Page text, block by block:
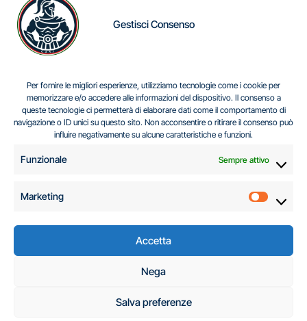
Gestisci Consenso
Per fornire le migliori esperienze, utilizziamo tecnologie come i cookie per
memorizzare e/o accedere alle informazioni del dispositivo. Il consenso a
queste tecnologie ci permetterà di elaborare dati come il comportamento di
navigazione o ID unici su questo sito. Non acconsentire o ritirare il consenso può
influire negativamente su alcune caratteristiche e funzioni.
Funzionale Sempre attivo
Marketing
Accetta
Nega
Salva preferenze
Centro Analisi e Studi Italus © Tutti i diritti riservati
C.A.S.I. – Centro
Analisi e Studi Italus